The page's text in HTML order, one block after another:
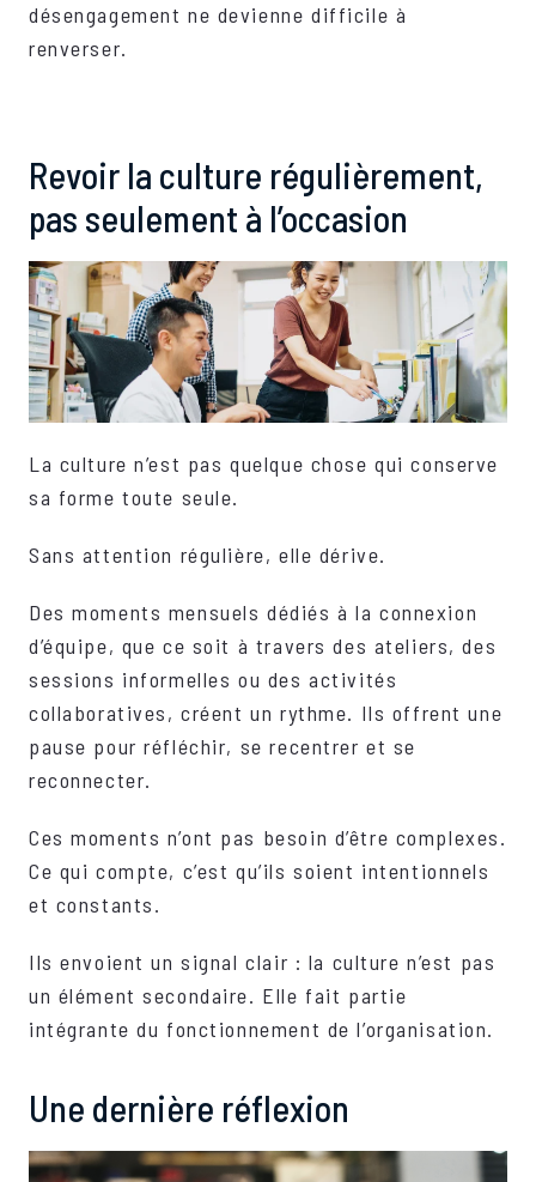
désengagement ne devienne difficile à
renverser.
Revoir la culture régulièrement,
pas seulement à l’occasion
La culture n’est pas quelque chose qui conserve
sa forme toute seule.
Sans attention régulière, elle dérive.
Des moments mensuels dédiés à la connexion
d’équipe, que ce soit à travers des ateliers, des
sessions informelles ou des activités
collaboratives, créent un rythme. Ils offrent une
pause pour réfléchir, se recentrer et se
reconnecter.
Ces moments n’ont pas besoin d’être complexes.
Ce qui compte, c’est qu’ils soient intentionnels
et constants.
Ils envoient un signal clair : la culture n’est pas
un élément secondaire. Elle fait partie
intégrante du fonctionnement de l’organisation.
Une dernière réflexion